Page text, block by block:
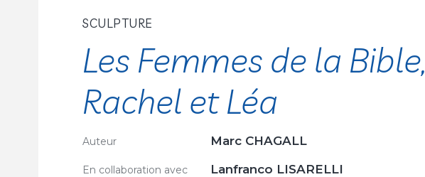
SCULPTURE
Les Femmes de la Bible,
Rachel et Léa
Auteur Marc CHAGALL
En collaboration avec Lanfranco LISARELLI